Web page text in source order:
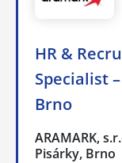
HR &
Specialist
Brno
ARAMARK,
Pisárky, Brno